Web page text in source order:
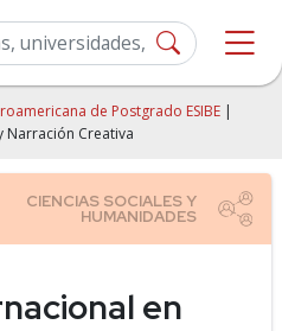
de Postgrado ESIBE |
Narración Creativa
en